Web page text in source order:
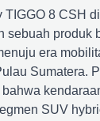
TIGGO 8 CSH
sebuah produk
era
Sumatera.
bahwa
SUV